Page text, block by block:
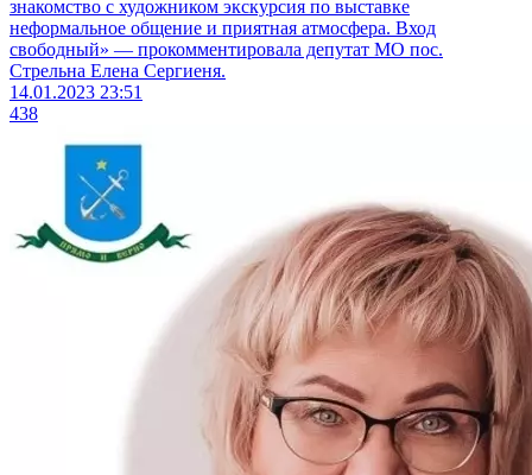
знакомство с художником экскурсия по выставке
неформальное общение и приятная атмосфера. Вход
свободный» — прокомментировала депутат МО пос.
Стрельна Елена Сергиеня.
14.01.2023 23:51
438